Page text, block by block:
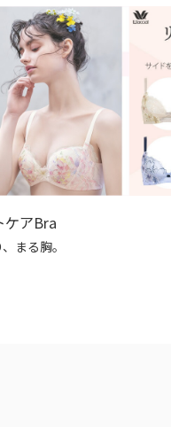
ケアBra
まる胸。